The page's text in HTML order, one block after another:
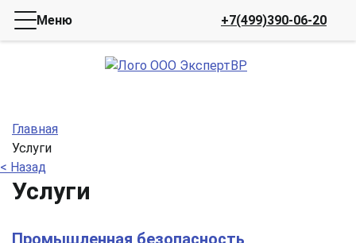
Меню +7(499)390-06-20
Главная
Услуги
< Назад
Услуги
Промышленная безопасность